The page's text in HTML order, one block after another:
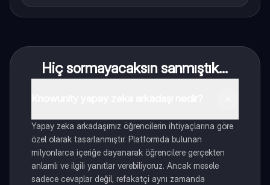
Hiç sormayacaksın sanmıştık...
Yapay zeka arkadaşımız öğrencilerin ihtiyaçlarına göre
özel olarak tasarlanmıştır. Platformda bulunan
milyonlarca içeriğe dayanarak öğrencilere gerçekten
anlamlı ve ilgili yanıtlar verebiliyoruz. Ancak mesele
sadece cevaplar değil, refakatçi aynı zamanda